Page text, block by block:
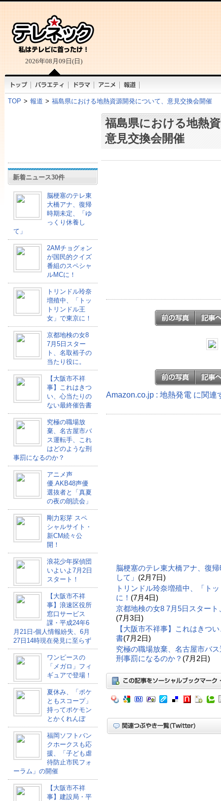
2026年08月09日(日)
TOP > 報道 > 福島県における地熱資源開発について、意見交換会開催
新着ニュース30件
脳梗塞のテレ東
大橋アナ、復帰
時期未定、「ゆ
っくり休養し
て」
2AMチョグォン
が国民的クイズ
番組のスペシャ
ルMCに！
トリンドル玲奈
増殖中、「トッ
トリンドル王
女」で東京に！
京都地検の女8
7月5日スター
ト、名取裕子の
当たり役に。
【大阪市不祥
事】これはきつ
い、心当たりの
ない最終催告書
究極の職場放
棄、名古屋市バ
ス運転手、これ
はどのような刑
事罰になるのか？
アニメ声
優.AKB48声優
選抜者と「真夏
の夜の朗読会」
剛力彩芽 スペ
シャルサイト・
新CM続々公
開！
浪花少年探偵団
いよいよ7月2日
スタート！
【大阪市不祥
事】浪速区役所
窓口サービス
課・平成24年6
月21日-個人情報紛失、6月
27日14時現在発見に至らず
ワンピースの
「メガロ」フィ
ギュアで登場！
夏休み、「ポケ
ともスコープ」
持ってポケモン
とかくれんぼ
福岡ソフトバン
クホークスも応
援、「子ども虐
待防止市民フォ
ーラム」の開催
【大阪市不祥
事】建設局・平
福島県における地熱
意見交換会開催
Amazon.co.jp : 地熱発電 に関連
脳梗塞のテレ東大橋アナ、復
して」 (2月7日)
トリンドル玲奈増殖中、「ト
に！ (7月4日)
京都地検の女8 7月5日スター
(7月3日)
【大阪市不祥事】これはきつ
書(7月2日)
究極の職場放棄、名古屋市バ
刑事罰になるのか？ (7月2日)